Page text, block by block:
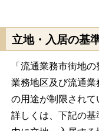
立地・入居の基
「流通業務市街地
業務地区及び流通
の用途が制限されて
詳しくは、下記の